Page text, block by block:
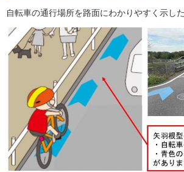
自転車の通行場所を路面にわかりやすく示した